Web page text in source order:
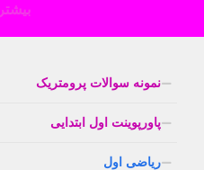
بیشتر
نمونه سوالات پرومتریک
پاورپوینت اول ابتدایی
ریاضی اول